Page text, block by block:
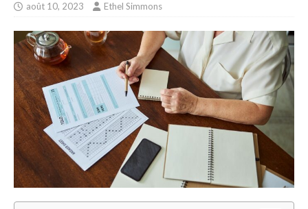
août 10, 2023 Ethel Simmons